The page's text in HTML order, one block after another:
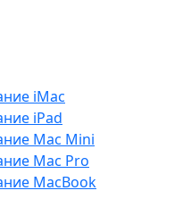
iMac
iPad
Mac Mini
Mac Pro
MacBook